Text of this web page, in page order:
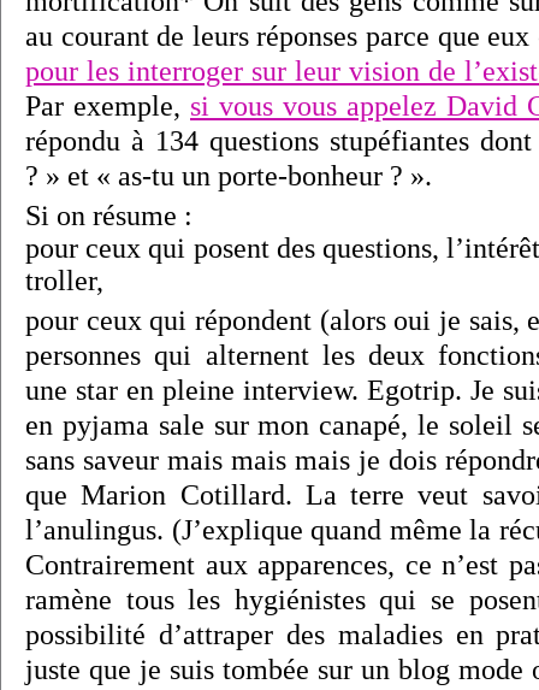
au courant de leurs réponses parce que
pour les interroger sur leur vision de
Par exemple, si vous vous appelez David
répondu à 134 questions stupéfiantes
? » et « as-tu un porte-bonheur ? ».
Si on résume :
pour ceux qui posent des questions,
troller,
pour ceux qui répondent (alors oui je sais,
personnes qui alternent les deux
une star en pleine interview. Egotrip. Je
en pyjama sale sur mon canapé, le soleil
sans saveur mais mais mais je dois
que Marion Cotillard. La terre veut
l’anulingus. (J’explique quand même la
Contrairement aux apparences, ce n’est
ramène tous les hygiénistes qui se
possibilité d’attraper des maladies en
juste que je suis tombée sur un blog mode